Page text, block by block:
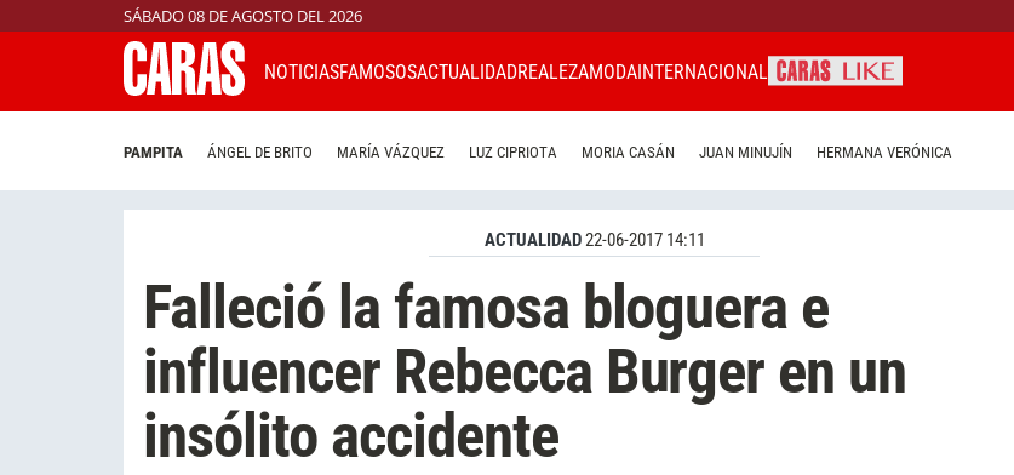
SÁBADO 08 DE AGOSTO DEL 2026
NOTICIASFAMOSOSACTUALIDADREALEZAMODAINTERNACIONAL
PAMPITA ÁNGEL DE BRITO MARÍA VÁZQUEZ LUZ CIPRIOTA MORIA CASÁN JUAN MINUJÍN HERMANA VERÓNICA
ACTUALIDAD22-06-2017 14:11
Falleció la famosa bloguera e
influencer Rebecca Burger en un
insólito accidente